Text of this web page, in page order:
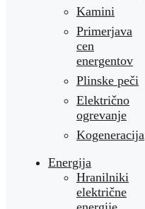
Kamini
Primerjava
cen
energentov
Plinske peči
Električno
ogrevanje
Kogeneracija
Energija
Hranilniki
električne